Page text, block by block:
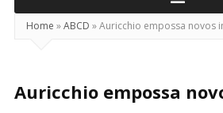
Home »ABCD »Auricchio empossa novos
Auricchio empossa